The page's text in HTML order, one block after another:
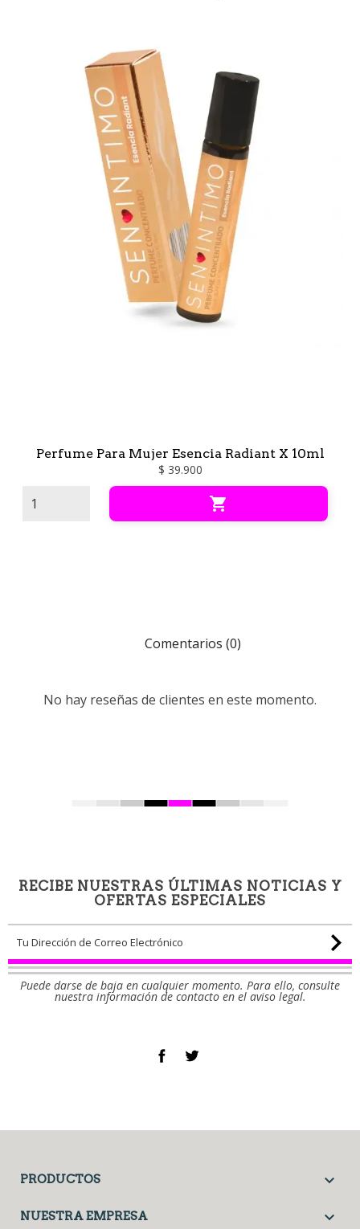
Perfume Para Mujer Esencia Radiant X 10ml
$ 39.900

Comentarios (0)
No hay reseñas de clientes en este momento.
RECIBE NUESTRAS ÚLTIMAS NOTICIAS Y
OFERTAS ESPECIALES
Puede darse de baja en cualquier momento. Para ello, consulte
nuestra información de contacto en el aviso legal.
Facebook
Twitter
PRODUCTOS 
NUESTRA EMPRESA 